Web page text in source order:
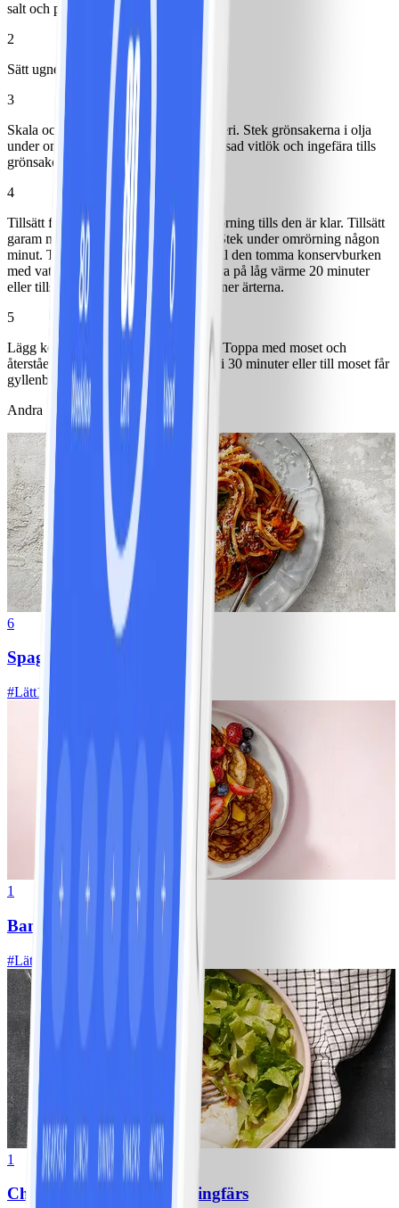
salt och peppar.
2
Sätt ugnen på 200°.
3
Skala och finhacka morot, lök och selleri. Stek grönsakerna i olja
under omrörning tillsammans med pressad vitlök och ingefära tills
grönsakerna mjuknar.
4
Tillsätt färs och stek vidare under omrörning tills den är klar. Tillsätt
garam masala och 1 tsk kumminfrön. Stek under omrörning någon
minut. Tillsätt krossade tomater och fyll den tomma konservburken
med vatten och häll i pannan. Låt puttra på låg värme 20 minuter
eller tills såsen har reducerats. Blanda ner ärterna.
5
Lägg köttfärsröran i en ugnsfast form. Toppa med moset och
återstående kumminfrön. Sätt in i ugn i 30 minuter eller till moset får
gyllenbrun färg. Servera.
Andra gillade också
6
Spagetti med köttfärssås
#Lätt10 MIN
1
Bananpannkakor
#Lätt 5 MIN
1
Chili con carne med kycklingfärs